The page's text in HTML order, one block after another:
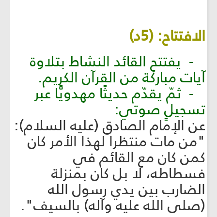
الافتتاح: (5د)
- يفتتح القائد النشاط بتلاوة
آيات مباركة من القرآن الكريم.
- ثمّ يقدّم حديثًا مهدويًّا عبر
تسجيلٍ صوتي:
عن الإمام الصادق (عليه السلام):
"من مات منتظرا لهذا الأمر كان
كمن كان مع القائم في
فسطاطه، لا بل كان بمنزلة
الضارب بين يدي رسول الله
(صلى الله عليه وآله) بالسيف".